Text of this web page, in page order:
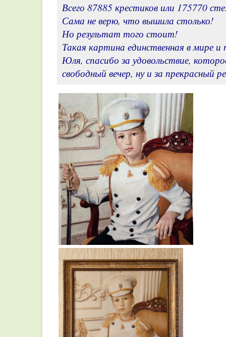
Всего 87885 крестиков или 175770
Сама не верю, что вышила столько!
Но результат того стоит!
Такая картина единственная в мире
Юля, спасибо за удовольствие,
свободный вечер, ну и за прекрасный